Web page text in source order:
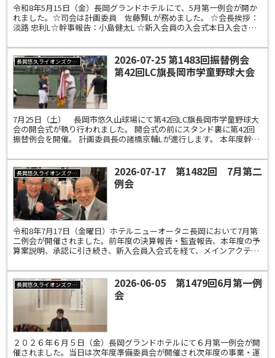
令和8年5月15日（金）長岡グランドホテルにて、5月第一例会が開か
れました。☆司会は計画委員 佐藤賢Lが務めました。 ☆会長挨拶：
淡路 忠利L☆幹事報告：小島健太L ☆新入会員の入会式本日入会され
長岡悠久ライオンズクラブ
2026-07-25 第1483回振替例会
第42回LC旗長岡市学童野球大会
7月25日（土） 長岡市悠久山球場にて第42回LC旗長岡市学童野球大
会の開会式が執り行われました。 開会式の前にスタンド裏に第42回
振替例会を開催。 計画委員長の諸橋京輔Lが進行します。 本年度幹事
長岡悠久ライオンズクラブ
2026-07-17 第1482回 7月第二
例会
令和8年7月17日（金曜日）ホテルニューオータニ長岡において7月第
二例会が開催されました。前年度の決算報告・監査報告、本年度の予
算案説明、承認に引き続き、新入会員入会式を経て、メインアクティ
長岡悠久ライオンズクラブ
2026-06-05 第1479回6月第一例
会
２０２６年６月５日（金）長岡グランドホテルにて６月第一例会が開
催されました。当日は次年度準備委員会が開催され次年度の事業・運